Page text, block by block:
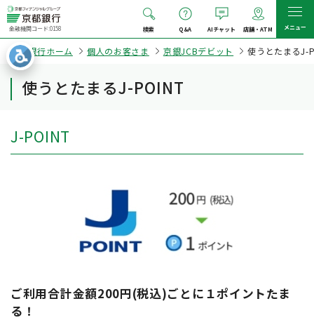
金融機関コード:0158 検索 Q&A AIチャット 店舗・ATM メニュー
京都銀行ホーム 個人のお客さま 京銀JCBデビット 使うとたまるJ-
使うとたまるJ-POINT
J-POINT
ご利用合計金額200円(税込)ごとに１ポイントたま
る！